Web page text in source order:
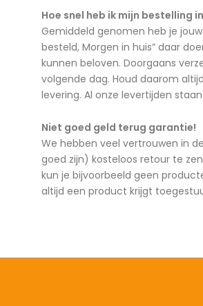
Hoe snel heb ik mijn bestelling
Gemiddeld genomen heb je
besteld, Morgen in huis” daar
kunnen beloven. Doorgaans
volgende dag. Houd daarom
levering. Al onze levertijden
Niet goed geld terug garantie!
We hebben veel vertrouwen in
goed zijn) kosteloos retour te
kun je bijvoorbeeld geen
altijd een product krijgt